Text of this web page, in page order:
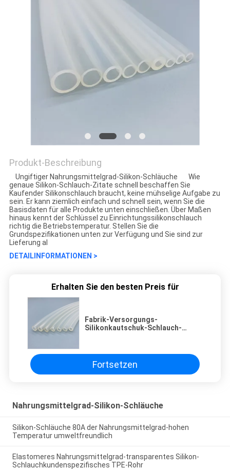
Produkt-Beschreibung
Ungiftiger Nahrungsmittelgrad-Silikon-Schläuche Wie
genaue Silikon-Schlauch-Zitate schnell beschaffen Sie
Kaufender Silikonschlauch braucht, keine mühselige Aufgabe zu
sein. Er kann ziemlich einfach und schnell sein, wenn Sie die
Basisdaten für alle Produkte unten einschließen. Über Maßen
hinaus kennt der Schlüssel zu Einrichtungssilikonschlauch
richtig die Betriebstemperatur. Stellen Sie die
Grundspezifikationen unten zur Verfügung und Sie sind zur
Lieferung al
DETAILINFORMATIONEN >
Erhalten Sie den besten Preis für
Fabrik-Versorgungs-
Silikonkautschuk-Schlauch-
Fortsetzen
Nahrungsmittelgrad-Silikon-Schläuche
Silikon-Schläuche 80A der Nahrungsmittelgrad-hohen
Temperatur umweltfreundlich
Elastomeres Nahrungsmittelgrad-transparentes Silikon-
Schlauchkundenspezifisches TPE-Rohr